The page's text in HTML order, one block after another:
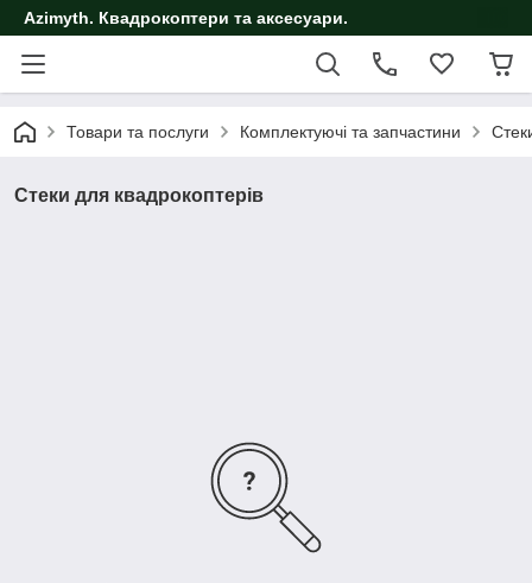
Azimyth. Квадрокоптери та аксесуари.
Товари та послуги Комплектуючі та запчастини
Стеки для квадрокоптерів